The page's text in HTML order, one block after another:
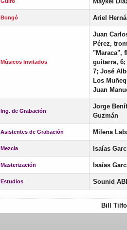
Bongó Ariel
Músicos Invitados
Juan
Pérez,
"Maraca",
guitarra,
7; José
Los
Juan
Ing. de Grabación
Jorge
Guzmán
Asistentes de Grabación Milena
Mezcla Isaías
Masterización Isaías
Estudios Sounid
Bill